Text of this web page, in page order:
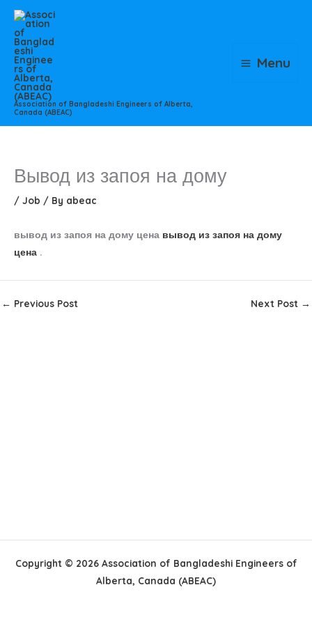
Skip
content
Association of Bangladeshi Engineers of Alberta,
Canada (ABEAC)
Menu
Вывод из запоя на дому
/ Job / By abeac
вывод из запоя на дому цена вывод из запоя на дому
цена .
← Previous Post Next Post →
Copyright © 2026 Association of Bangladeshi Engineers of
Alberta, Canada (ABEAC)